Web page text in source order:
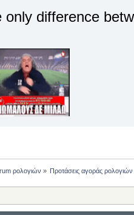
only difference
ρολογιών » Προτάσεις αγοράς ρολογιών